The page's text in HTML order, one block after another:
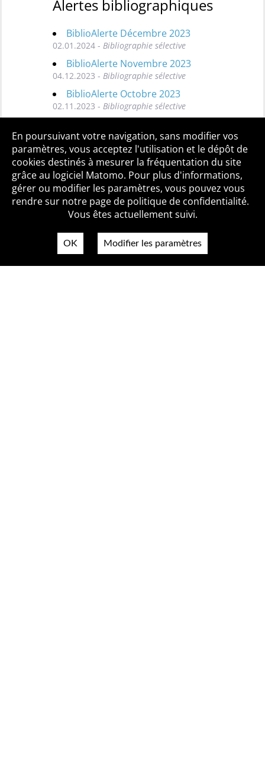
Alertes bibliographiques
BiblioAlerte Décembre 2023
02.01.2024 - Bibliographie sélective
BiblioAlerte Novembre 2023
04.12.2023 - Bibliographie sélective
BiblioAlerte Octobre 2023
02.11.2023 - Bibliographie sélective
Toutes les BiblioAlertes
Qui sommes-nous ? Mentions légales
Accessibilité
Politique de confidentialité
Contact
En poursuivant votre navigation, sans modifier vos
paramètres, vous acceptez l'utilisation et le dépôt de
cookies destinés à mesurer la fréquentation du site
grâce au logiciel Matomo. Pour plus d'informations,
gérer ou modifier les paramètres, vous pouvez vous
rendre sur notre page de politique de confidentialité.
Vous êtes actuellement suivi.
OK Modifier les paramètres